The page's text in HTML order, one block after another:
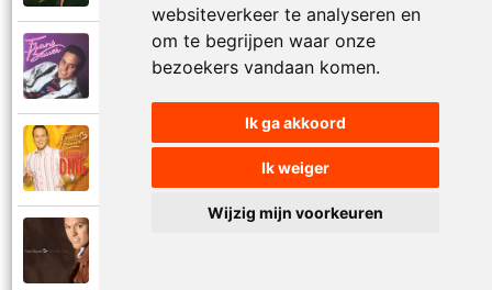
websiteverkeer te analyseren en
om te begrijpen waar onze
bezoekers vandaan komen.
Ik ga akkoord
Ik weiger
Wijzig mijn voorkeuren
Frans Bauer
Hasta la vista
Frans Bauer